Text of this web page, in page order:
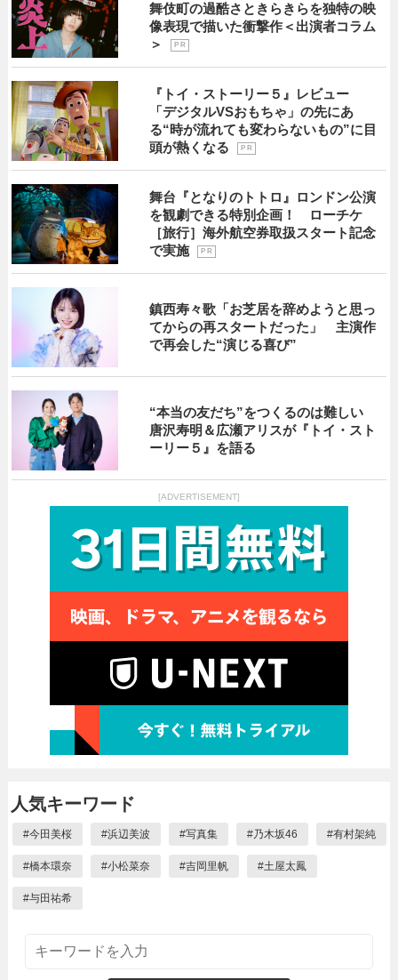
舞伎町の過酷さときらきらを独特の映
像表現で描いた衝撃作＜出演者コラム
＞
P R
『トイ・ストーリー５』レビュー
「デジタルVSおもちゃ」の先にあ
る“時が流れても変わらないもの”に目
頭が熱くなる
P R
舞台『となりのトトロ』ロンドン公演
を観劇できる特別企画！ ローチケ
［旅行］海外航空券取扱スタート記念
で実施
P R
鎮西寿々歌「お芝居を辞めようと思っ
てからの再スタートだった」 主演作
で再会した“演じる喜び”
“本当の友だち”をつくるのは難しい
唐沢寿明＆広瀬アリスが『トイ・スト
ーリー５』を語る
[ADVERTISEMENT]
人気キーワード
#今田美桜 #浜辺美波 #写真集 #乃木坂46 #有村架純
#橋本環奈 #小松菜奈 #吉岡里帆 #土屋太鳳
#与田祐希